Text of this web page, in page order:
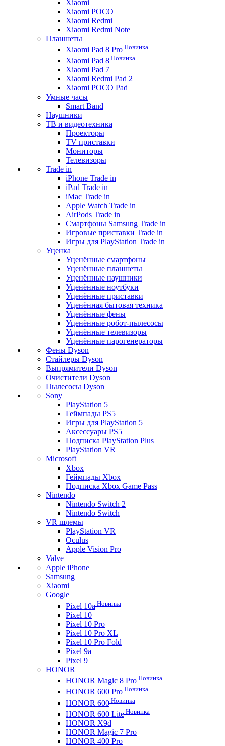
Xiaomi
Xiaomi POCO
Xiaomi Redmi
Xiaomi Redmi Note
Планшеты
Xiaomi Pad 8 Pro Новинка
Xiaomi Pad 8 Новинка
Xiaomi Pad 7
Xiaomi Redmi Pad 2
Xiaomi POCO Pad
Умные часы
Smart Band
Наушники
ТВ и видеотехника
Проекторы
TV приставки
Мониторы
Телевизоры
Trade in
iPhone Trade in
iPad Trade in
iMac Trade in
Apple Watch Trade in
AirPods Trade in
Смартфоны Samsung Trade in
Игровые приставки Trade in
Игры для PlayStation Trade in
Уценка
Уценённые смартфоны
Уценённые планшеты
Уценённые наушники
Уценённые ноутбуки
Уценённые приставки
Уценённая бытовая техника
Уценённые фены
Уценённые робот-пылесосы
Уценённые телевизоры
Уценённые парогенераторы
Фены Dyson
Стайлеры Dyson
Выпрямители Dyson
Очистители Dyson
Пылесосы Dyson
Sony
PlayStation 5
Геймпады PS5
Игры для PlayStation 5
Аксессуары PS5
Подписка PlayStation Plus
PlayStation VR
Microsoft
Xbox
Геймпады Xbox
Подписка Xbox Game Pass
Nintendo
Nintendo Switch 2
Nintendo Switch
VR шлемы
PlayStation VR
Oculus
Apple Vision Pro
Valve
Apple iPhone
Samsung
Xiaomi
Google
Pixel 10a Новинка
Pixel 10
Pixel 10 Pro
Pixel 10 Pro XL
Pixel 10 Pro Fold
Pixel 9a
Pixel 9
HONOR
HONOR Magic 8 Pro Новинка
HONOR 600 Pro Новинка
HONOR 600 Новинка
HONOR 600 Lite Новинка
HONOR X9d
HONOR Magic 7 Pro
HONOR 400 Pro